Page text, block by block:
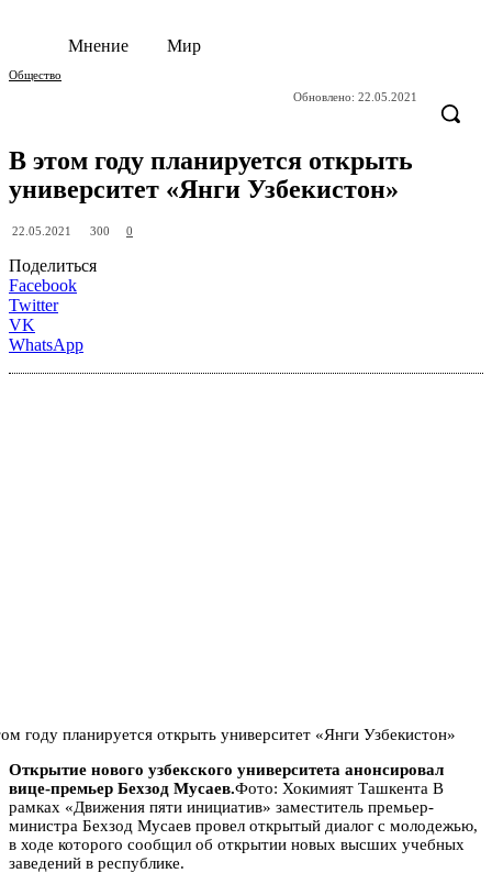
Мнение Мир
Общество
Обновлено: 22.05.2021
В этом году планируется открыть
университет «Янги Узбекистон»
22.05.2021 300 0
Поделиться
Facebook
Twitter
VK
WhatsApp
Открытие нового узбекского университета анонсировал
вице-премьер Бехзод Мусаев.Фото: Хокимият Ташкента В
рамках «Движения пяти инициатив» заместитель премьер-
министра Бехзод Мусаев провел открытый диалог с молодежью,
в ходе которого сообщил об открытии новых высших учебных
заведений в республике.